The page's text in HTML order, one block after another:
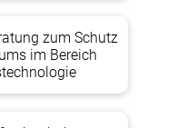
Eigent
zum Schutz
im Bereich